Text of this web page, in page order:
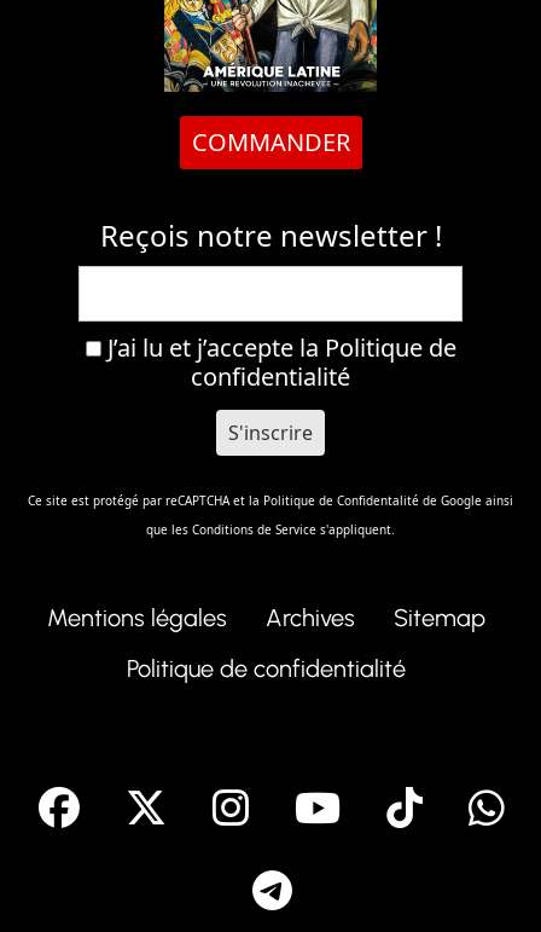
COMMANDER
Reçois notre newsletter !
J’ai lu et j’accepte la Politique de
confidentialité
Ce site est protégé par reCAPTCHA et la Politique de Confidentalité de Google ainsi
que les Conditions de Service s'appliquent.
Mentions légales Archives
Sitemap
Politique de confidentialité
facebook Instagram
Youtube
Tik